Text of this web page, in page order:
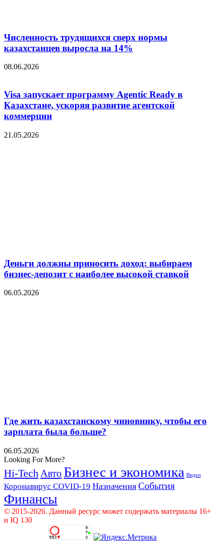
Численность трудящихся сверх нормы
казахстанцев выросла на 14%
08.06.2026
Visa запускает программу Agentic Ready в
Казахстане, ускоряя развитие агентской
коммерции
21.05.2026
Деньги должны приносить доход: выбираем
бизнес-депозит с наиболее высокой ставкой
06.05.2026
Где жить казахстанскому чиновнику, чтобы его
зарплата была больше?
06.05.2026
Looking For More?
Hi-Tech Авто Бизнес и экономика Видео
Коронавирус COVID-19 Назначения События
Финансы
© 2015-2026. Данный ресурс может содержать материалы 16+
и IQ 130